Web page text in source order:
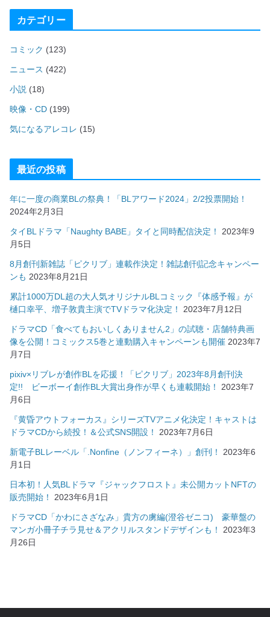
カテゴリー
コミック (123)
ニュース (422)
小説 (18)
映像・CD (199)
気になるアレコレ (15)
最近の投稿
年に一度の商業BLの祭典！「BLアワード2024」2/2投票開始！
2024年2月3日
タイBLドラマ「Naughty BABE」タイと同時配信決定！
2023年9
月5日
8月創刊新雑誌「ピクリブ」連載作決定！雑誌創刊記念キャンペー
ンも 2023年8月21日
累計1000万DL超の大人気オリジナルBLコミック『体感予報』が
樋口幸平、増子敦貴主演でTVドラマ化決定！
2023年7月12日
ドラマCD「食べてもおいしくありません2」の試聴・店舗特典画
像を公開！コミックス5巻と連動購入キャンペーンも開催 2023年7
月7日
pixiv×リブレが創作BLを応援！「ピクリブ」2023年8月創刊決
定!! ビーボーイ創作BL大賞出身作が早くも連載開始！
2023年7
月6日
『黄昏アウトフォーカス』シリーズTVアニメ化決定！キャストは
ドラマCDから続投！＆公式SNS開設！
2023年7月6日
新電子BLレーベル「.Nonfine（ノンフィーネ）」創刊！
2023年6
月1日
日本初！人気BLドラマ『ジャックフロスト』未公開カットNFTの
販売開始！
2023年6月1日
ドラマCD「かわにさざなみ」貴方の虜編(澄谷ゼニコ) 豪華盤の
マンガ小冊子チラ見せ＆アクリルスタンドデザインも！
2023年3
月26日